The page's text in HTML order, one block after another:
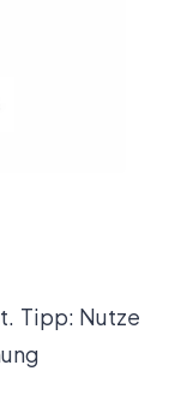
Tipp: Nutze